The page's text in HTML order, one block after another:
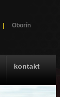
Oborín
kontakt